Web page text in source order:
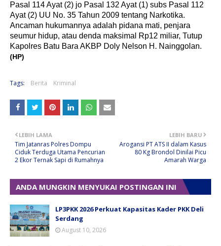
Pasal 114 Ayat (2) jo Pasal 132 Ayat (1) subs Pasal 112
Ayat (2) UU No. 35 Tahun 2009 tentang Narkotika.
Ancaman hukumannya adalah pidana mati, penjara
seumur hidup, atau denda maksimal Rp12 miliar, Tutup
Kapolres Batu Bara AKBP Doly Nelson H. Nainggolan.
(HP)
Tags: Berita Kriminal
LEBIH BARU
Arogansi PT ATS II dalam Kasus
80 Kg Brondol Dinilai Picu
Amarah Warga
LEBIH LAMA
Tim Jatanras Polres Dompu
Ciduk Terduga Utama Pencurian
2 Ekor Ternak Sapi di Rumahnya
ANDA MUNGKIN MENYUKAI POSTINGAN INI
LP3PKK 2026 Perkuat Kapasitas Kader PKK Deli
Serdang
August 10, 2026